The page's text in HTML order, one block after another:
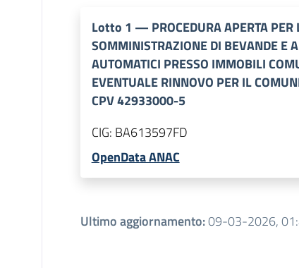
Lotto 1 — PROCEDURA APERTA
SOMMINISTRAZIONE DI BEVANDE E
AUTOMATICI PRESSO IMMOBILI
EVENTUALE RINNOVO PER IL
CPV 42933000-5
CIG: BA613597FD
OpenData ANAC
Ultimo aggiornamento:09-03-2026,